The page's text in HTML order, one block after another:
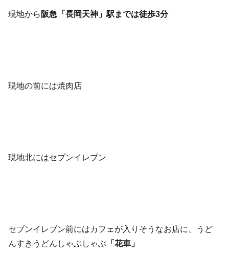
現地から 阪急「長岡天神」駅までは徒歩3分
現地の前には焼肉店
現地北にはセブンイレブン
セブンイレブン前にはカフェが入りそうなお店に、うど
んすきうどんしゃぶしゃぶ 「花車」